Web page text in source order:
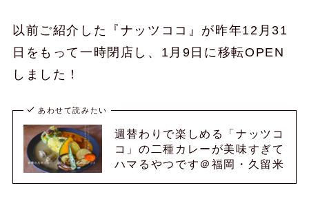
以前ご紹介した『ナッツココ』が昨年12月31
日をもって一時閉店し、1月9日に移転OPEN
しました！
あわせて読みたい
週替わりで楽しめる「ナッツコ
コ」の二種カレーが美味すぎて
ハマるやつです＠福岡・久留米